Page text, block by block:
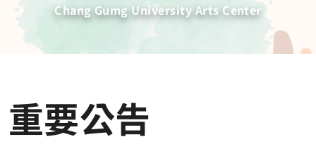
Chang Gumg University Arts Center
重要公告